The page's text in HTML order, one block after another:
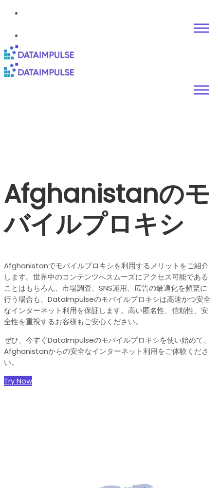
Afghanistanのモ
バイルプロキシ
Afghanistanでモバイルプロキシを利用するメリットをご紹介
します。世界中のコンテンツへスムーズにアクセス可能である
ことはもちろん、市場調査、SNS運用、広告の最適化を頻繁に
行う場合も、DataImpulseのモバイルプロキシは高速かつ安全
なインターネット利用を保証します。高い匿名性、信頼性、安
全性を重視するお客様もご安心ください。
ぜひ、今すぐDataImpulseのモバイルプロキシを使い始めて、
Afghanistanからの安全なインターネット利用をご体験くださ
い。
Try Now